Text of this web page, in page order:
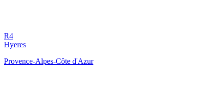
R4
Hyeres
Provence-Alpes-Côte d'Azur